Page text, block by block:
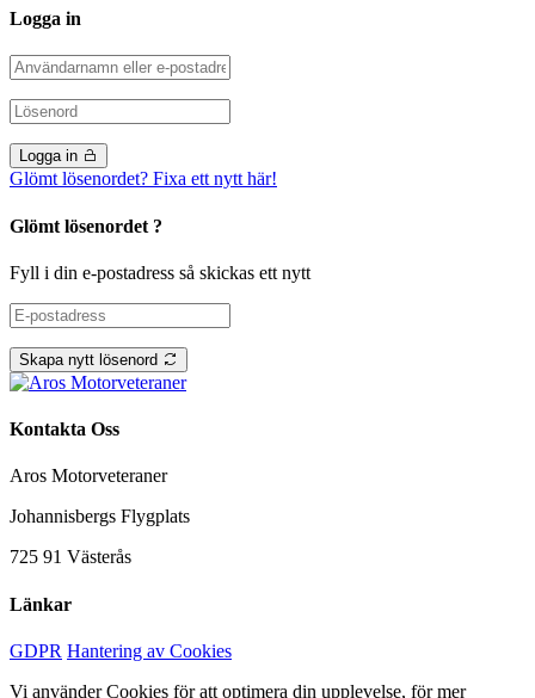
Logga in
Logga in
Glömt lösenordet? Fixa ett nytt här!
Glömt lösenordet ?
Fyll i din e-postadress så skickas ett nytt
Skapa nytt lösenord
Kontakta Oss
Aros Motorveteraner
Johannisbergs Flygplats
725 91 Västerås
Länkar
GDPR Hantering av Cookies
Vi använder Cookies för att optimera din upplevelse, för mer